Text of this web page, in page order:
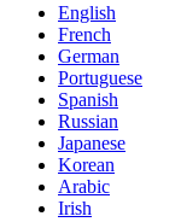
English
French
German
Portuguese
Spanish
Russian
Japanese
Korean
Arabic
Irish